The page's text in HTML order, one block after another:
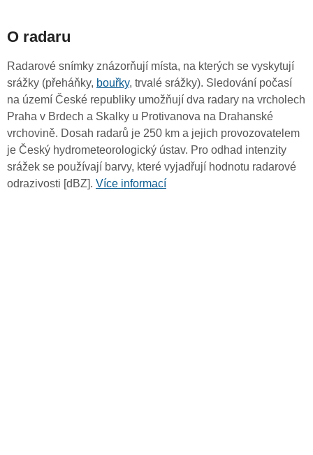
O radaru
Radarové snímky znázorňují místa, na kterých se vyskytují
srážky (přeháňky, bouřky, trvalé srážky). Sledování počasí
na území České republiky umožňují dva radary na vrcholech
Praha v Brdech a Skalky u Protivanova na Drahanské
vrchovině. Dosah radarů je 250 km a jejich provozovatelem
je Český hydrometeorologický ústav. Pro odhad intenzity
srážek se používají barvy, které vyjadřují hodnotu radarové
odrazivosti [dBZ]. Více informací